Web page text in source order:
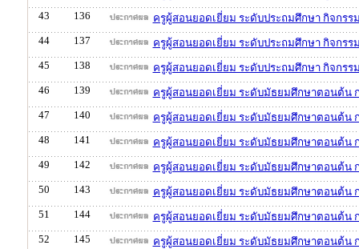
43
136
ครูผู้สอนยอดเยี่ยม ระดับประถมศึกษา กิจกร
44
137
ครูผู้สอนยอดเยี่ยม ระดับประถมศึกษา กิจกรร
45
138
ครูผู้สอนยอดเยี่ยม ระดับประถมศึกษา กิจกร
46
139
ครูผู้สอนยอดเยี่ยม ระดับมัธยมศึกษาตอนต้น
47
140
ครูผู้สอนยอดเยี่ยม ระดับมัธยมศึกษาตอนต้น
48
141
ครูผู้สอนยอดเยี่ยม ระดับมัธยมศึกษาตอนต้น
49
142
ครูผู้สอนยอดเยี่ยม ระดับมัธยมศึกษาตอนต้น
50
143
ครูผู้สอนยอดเยี่ยม ระดับมัธยมศึกษาตอนต้น
51
144
ครูผู้สอนยอดเยี่ยม ระดับมัธยมศึกษาตอนต้น
52
145
ครูผู้สอนยอดเยี่ยม ระดับมัธยมศึกษาตอนต้น